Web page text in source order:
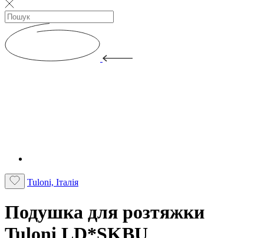
Tuloni, Італія
Подушка для розтяжки